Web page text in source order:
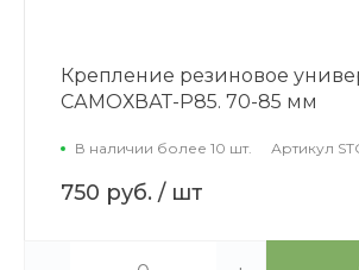
Крепление резиновое
САМОХВАТ-Р85. 70-85 мм
В наличии более 10 шт. Артикул
750 руб. / шт